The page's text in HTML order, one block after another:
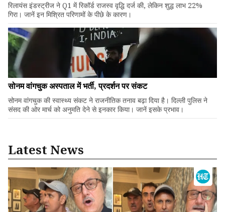
रिलायंस इंडस्ट्रीज ने Q1 में रिकॉर्ड राजस्व वृद्धि दर्ज की, लेकिन शुद्ध लाभ 22%
गिरा। जानें इन मिश्रित परिणामों के पीछे के कारण।
सोनम वांगचुक अस्पताल में भर्ती, प्रदर्शन पर संकट
सोनम वांगचुक की स्वास्थ्य संकट ने राजनीतिक तनाव बढ़ा दिया है। दिल्ली पुलिस ने
संसद की ओर मार्च को अनुमति देने से इनकार किया। जानें इसके प्रभाव।
Latest News